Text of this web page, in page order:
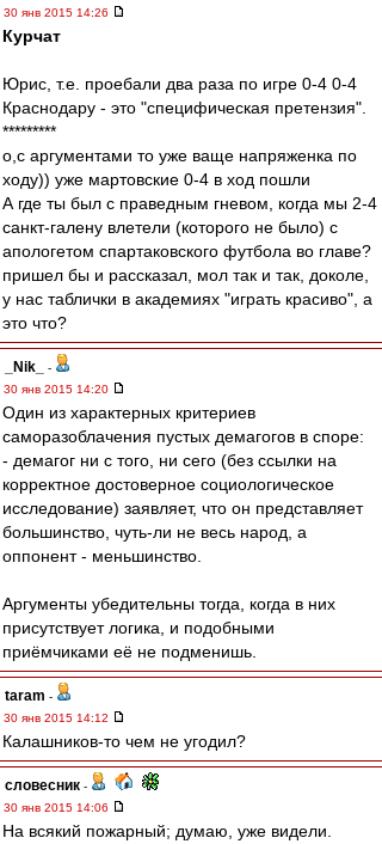
30 янв 2015 14:26
Курчат
Юрис, т.е. проебали два раза по игре 0-4 0-4
Краснодару - это "специфическая претензия".
*********
о,с аргументами то уже ваще напряженка по
ходу)) уже мартовские 0-4 в ход пошли
А где ты был с праведным гневом, когда мы 2-4
санкт-галену влетели (которого не было) с
апологетом спартаковского футбола во главе?
пришел бы и рассказал, мол так и так, доколе,
у нас таблички в академиях "играть красиво", а
это что?
_Nik_
-
30 янв 2015 14:20
Один из характерных критериев
саморазоблачения пустых демагогов в споре:
- демагог ни с того, ни сего (без ссылки на
корректное достоверное социологическое
исследование) заявляет, что он представляет
большинство, чуть-ли не весь народ, а
оппонент - меньшинство.
Аргументы убедительны тогда, когда в них
присутствует логика, и подобными
приёмчиками её не подменишь.
taram -
30 янв 2015 14:12
Калашников-то чем не угодил?
словесник -
30 янв 2015 14:06
На всякий пожарный; думаю, уже видели.